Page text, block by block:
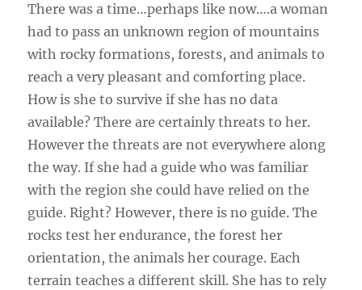
There was a time…perhaps like now….a woman
had to pass an unknown region of mountains
with rocky formations, forests, and animals to
reach a very pleasant and comforting place.
How is she to survive if she has no data
available? There are certainly threats to her.
However the threats are not everywhere along
the way. If she had a guide who was familiar
with the region she could have relied on the
guide. Right? However, there is no guide. The
rocks test her endurance, the forest her
orientation, the animals her courage. Each
terrain teaches a different skill. She has to rely